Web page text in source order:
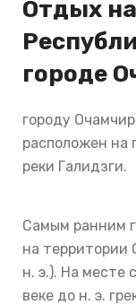
Отдых
городе
городу
расположен на
реки Галидзги.
Самым ранним
на территории
н. э.). На месте
веке до н. э.